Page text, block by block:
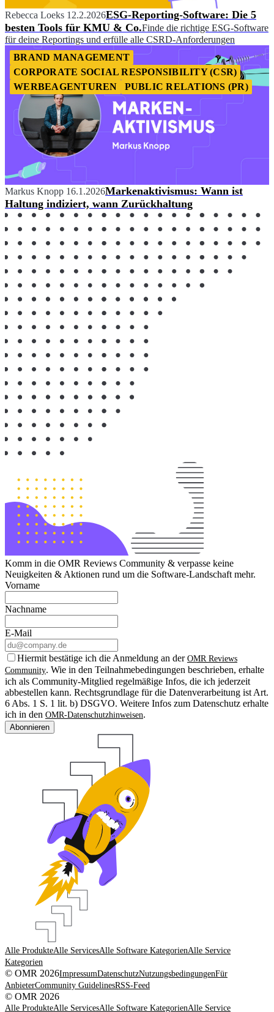
Rebecca Loeks 12.2.2026ESG-Reporting-Software: Die 5
besten Tools für KMU & Co.Finde die richtige ESG-Software
für deine Reportings und erfülle alle CSRD-Anforderungen
BRAND MANAGEMENT
CORPORATE SOCIAL RESPONSIBILITY (CSR)
WERBEAGENTUREN
PUBLIC RELATIONS (PR)
Markus Knopp 16.1.2026Markenaktivismus: Wann ist
Haltung indiziert, wann Zurückhaltung
Komm in die OMR Reviews Community & verpasse keine
Neuigkeiten & Aktionen rund um die Software-Landschaft mehr.
Vorname
Nachname
E-Mail
Hiermit bestätige ich die Anmeldung an der OMR Reviews
Community. Wie in den Teilnahmebedingungen beschrieben, erhalte
ich als Community-Mitglied regelmäßige Infos, die ich jederzeit
abbestellen kann. Rechtsgrundlage für die Datenverarbeitung ist Art.
6 Abs. 1 S. 1 lit. b) DSGVO. Weitere Infos zum Datenschutz erhalte
ich in den OMR-Datenschutzhinweisen.
Abonnieren
Alle ProdukteAlle ServicesAlle Software KategorienAlle Service
Kategorien
© OMR 2026ImpressumDatenschutzNutzungsbedingungenFür
AnbieterCommunity GuidelinesRSS-Feed
© OMR 2026
Alle ProdukteAlle ServicesAlle Software KategorienAlle Service